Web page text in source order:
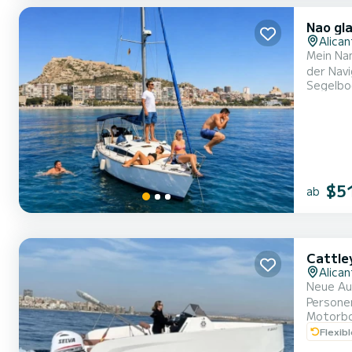
Nao
Mein
der
ab
Neue
Personen. Mit einem